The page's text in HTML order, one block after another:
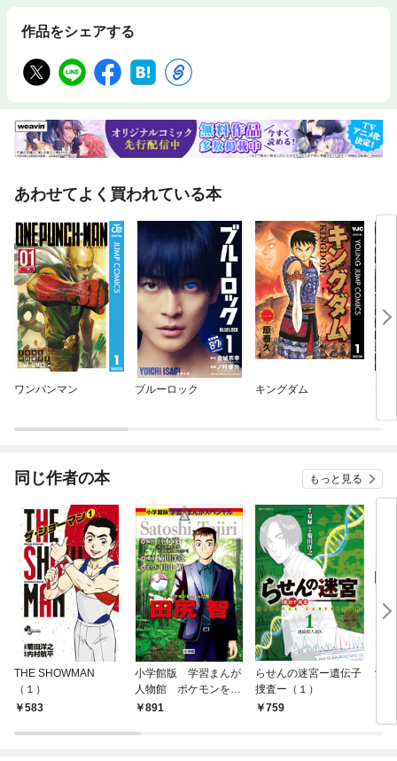
作品をシェアする
あわせてよく買われている本
ワンパンマン ブルーロック キングダム
同じ作者の本 もっと見る
THE SHOWMAN
（１）
583
小学館版 学習まんが
人物館 ポケモンをつ
くった男 田尻智
891
らせんの迷宮ー遺伝子
捜査ー（１）
759
愛